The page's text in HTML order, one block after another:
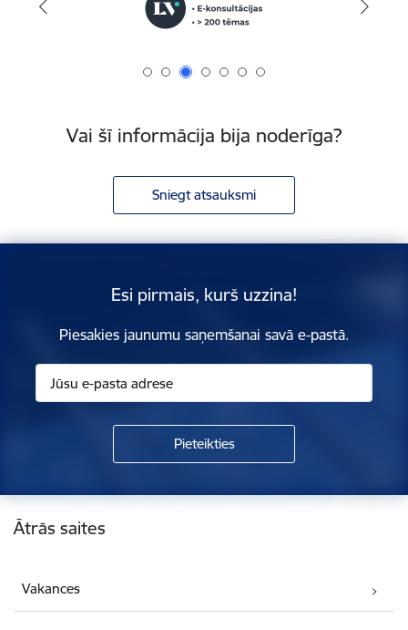
Vai šī informācija bija noderīga?
Sniegt atsauksmi
Esi pirmais, kurš uzzina!
Piesakies jaunumu saņemšanai savā e-pastā.
Kājene
Ātrās saites
Vakances